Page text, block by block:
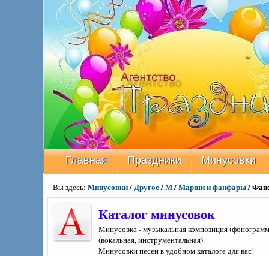
Главная Праздники Минусовки
Вы здесь: Минусовки/Другое/М/Марши и фанфары/
Каталог минусовок
Минусовка - музыкальная композиция
(вокальная, инструментальная).
Минусовки песен в удобном каталоге для вас!